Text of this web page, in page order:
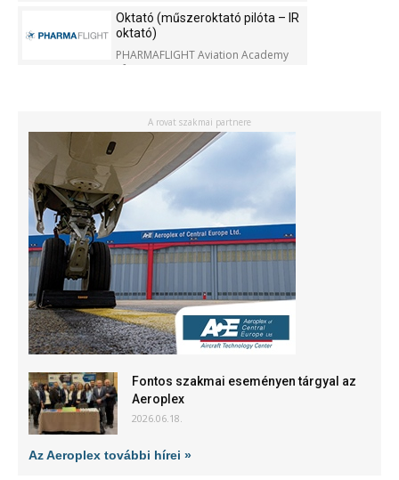
Oktató (műszeroktató pilóta – IR
oktató)
PHARMAFLIGHT Aviation Academy
Kft.
A rovat szakmai partnere
Fontos szakmai eseményen tárgyal az
Aeroplex
2026.06.18.
Az Aeroplex további hírei »